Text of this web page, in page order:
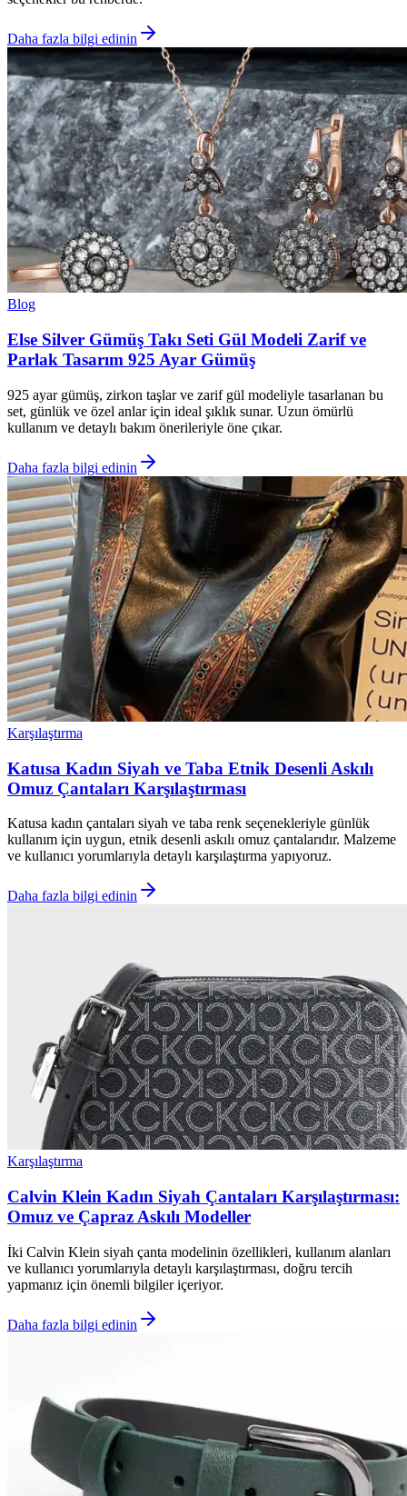
Daha fazla bilgi edinin
Blog
Else Silver Gümüş Takı Seti Gül Modeli Zarif ve
Parlak Tasarım 925 Ayar Gümüş
925 ayar gümüş, zirkon taşlar ve zarif gül modeliyle tasarlanan bu
set, günlük ve özel anlar için ideal şıklık sunar. Uzun ömürlü
kullanım ve detaylı bakım önerileriyle öne çıkar.
Daha fazla bilgi edinin
Karşılaştırma
Katusa Kadın Siyah ve Taba Etnik Desenli Askılı
Omuz Çantaları Karşılaştırması
Katusa kadın çantaları siyah ve taba renk seçenekleriyle günlük
kullanım için uygun, etnik desenli askılı omuz çantalarıdır. Malzeme
ve kullanıcı yorumlarıyla detaylı karşılaştırma yapıyoruz.
Daha fazla bilgi edinin
Karşılaştırma
Calvin Klein Kadın Siyah Çantaları Karşılaştırması:
Omuz ve Çapraz Askılı Modeller
İki Calvin Klein siyah çanta modelinin özellikleri, kullanım alanları
ve kullanıcı yorumlarıyla detaylı karşılaştırması, doğru tercih
yapmanız için önemli bilgiler içeriyor.
Daha fazla bilgi edinin